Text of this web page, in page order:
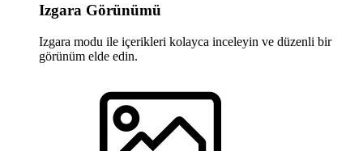
Izgara Görünümü
Izgara modu ile içerikleri kolayca inceleyin ve düzenli bir
görünüm elde edin.